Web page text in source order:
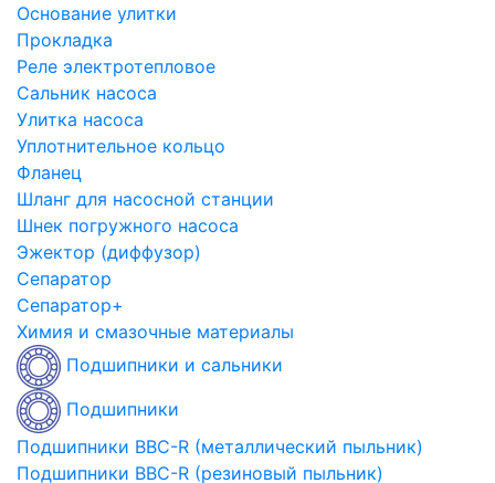
Основание улитки
Прокладка
Реле электротепловое
Сальник насоса
Улитка насоса
Уплотнительное кольцо
Фланец
Шланг для насосной станции
Шнек погружного насоса
Эжектор (диффузор)
Сепаратор
Сепаратор+
Химия и смазочные материалы
Подшипники и сальники
Подшипники
Подшипники BBC-R (металлический пыльник)
Подшипники BBC-R (резиновый пыльник)